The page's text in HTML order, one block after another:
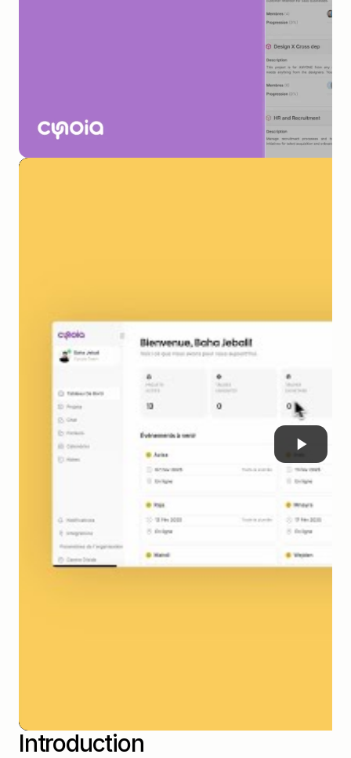
Comment filtrer et trier les tâches et projets
Comment utiliser l'application Chat pour la
Comment créer une salle d'appel
Introduction